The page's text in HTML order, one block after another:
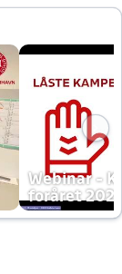
Webinar -
foråret